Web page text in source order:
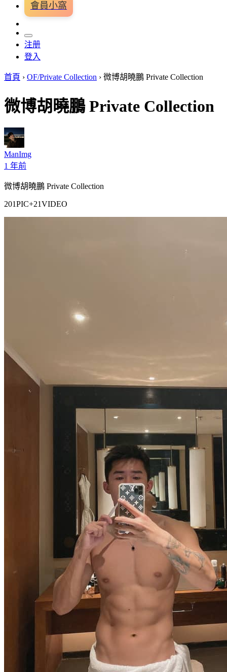
會員小窩
注册
登入
首頁 › OF/Private Collection › 微博胡曉鵬 Private Collection
微博胡曉鵬 Private Collection
ManImg
1 年前
微博胡曉鵬 Private Collection
201PIC+21VIDEO